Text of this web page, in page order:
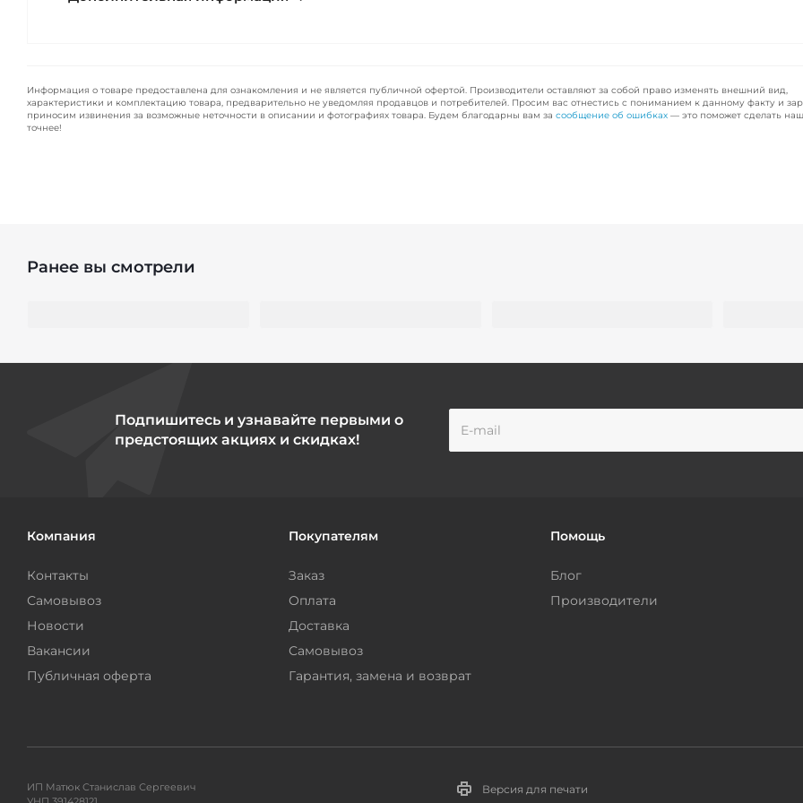
Информация о товаре предоставлена для ознакомления и не является публичной офертой. Производители оставляют за собой право изменять внешний вид,
характеристики и комплектацию товара, предварительно не уведомляя продавцов и потребителей. Просим вас отнестись с пониманием к данному факту и
приносим извинения за возможные неточности в описании и фотографиях товара. Будем благодарны вам за сообщение об ошибках — это поможет сделать
точнее!
Ранее вы смотрели
Подпишитесь и узнавайте первыми о
предстоящих акциях и скидках!
Компания
Контакты
Самовывоз
Новости
Вакансии
Публичная оферта
Покупателям
Заказ
Оплата
Доставка
Самовывоз
Гарантия, замена и возврат
Помощь
Блог
Производители
ИП Матюк Станислав Сергеевич
Версия для печати